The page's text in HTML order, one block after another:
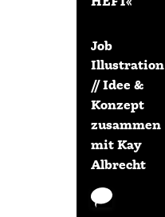
Job
Illustration
// Idee &
Konzept
zusammen
mit Kay
Albrecht